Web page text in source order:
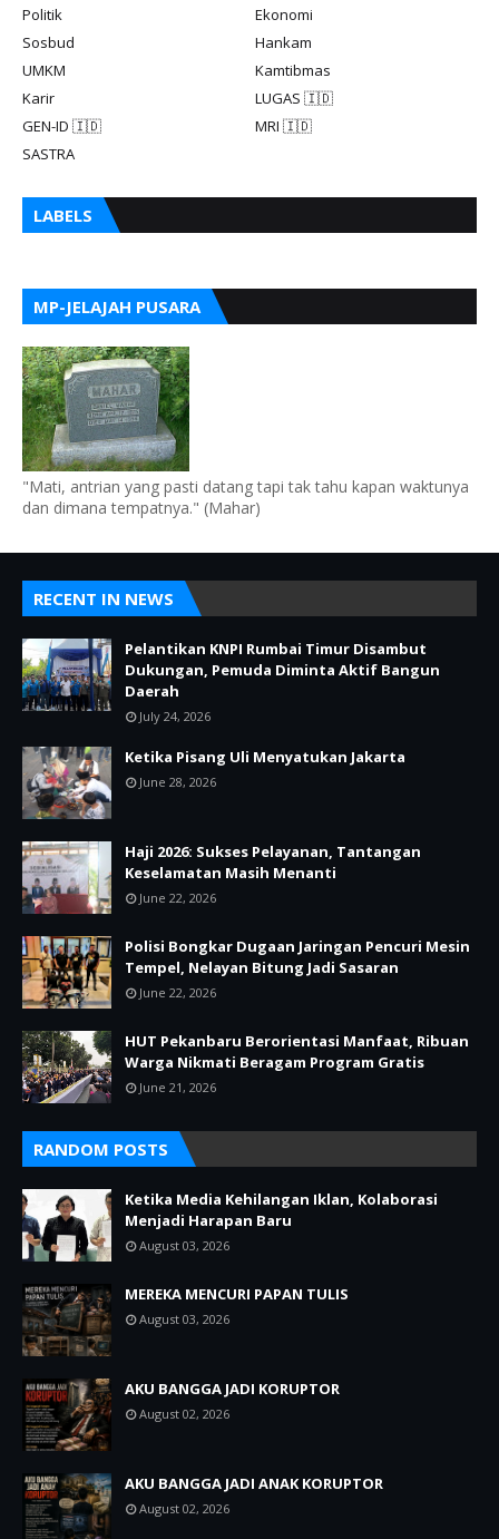
Politik
Ekonomi
Sosbud
Hankam
UMKM
Kamtibmas
Karir
LUGAS 🇮🇩
GEN-ID 🇮🇩
MRI 🇮🇩
SASTRA
LABELS
MP-JELAJAH PUSARA
"Mati, antrian yang pasti datang tapi tak tahu kapan waktunya
dan dimana tempatnya." (Mahar)
RECENT IN NEWS
Pelantikan KNPI Rumbai Timur Disambut
Dukungan, Pemuda Diminta Aktif Bangun
Daerah
July 24, 2026
Ketika Pisang Uli Menyatukan Jakarta
June 28, 2026
Haji 2026: Sukses Pelayanan, Tantangan
Keselamatan Masih Menanti
June 22, 2026
Polisi Bongkar Dugaan Jaringan Pencuri Mesin
Tempel, Nelayan Bitung Jadi Sasaran
June 22, 2026
HUT Pekanbaru Berorientasi Manfaat, Ribuan
Warga Nikmati Beragam Program Gratis
June 21, 2026
RANDOM POSTS
Ketika Media Kehilangan Iklan, Kolaborasi
Menjadi Harapan Baru
August 03, 2026
MEREKA MENCURI PAPAN TULIS
August 03, 2026
AKU BANGGA JADI KORUPTOR
August 02, 2026
AKU BANGGA JADI ANAK KORUPTOR
August 02, 2026